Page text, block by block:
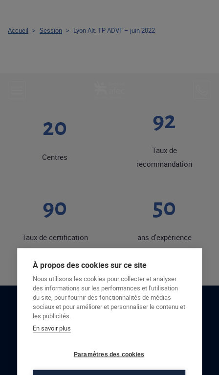
20
Centres
92
Taux de
recommandation
90
Taux de certification
50
ans d'expérience
RESTONS EN CONTACT
Accueil > Session > Lyon Alt. TP ADVF – juin 2022
À propos des cookies sur ce site
Nous utilisons les cookies pour collecter et analyser
des informations sur les performances et l'utilisation
du site, pour fournir des fonctionnalités de médias
sociaux et pour améliorer et personnaliser le contenu et
les publicités.
En savoir plus
Paramètres des cookies